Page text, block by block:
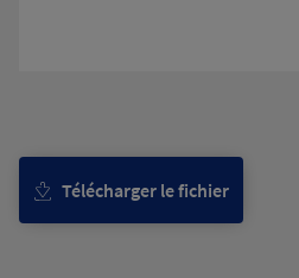
Télécharger le fichier